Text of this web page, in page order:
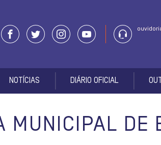
NOTÍCIAS DIÁRIO OFICIAL
MUNICIPAL DE